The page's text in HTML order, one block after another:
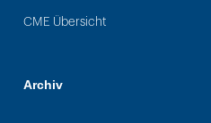
CME Übersicht
Archiv